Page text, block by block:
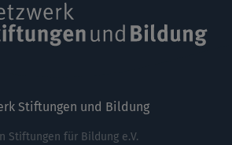
Stiftungen und Bildung
Stiftungen für Bildung e.V.